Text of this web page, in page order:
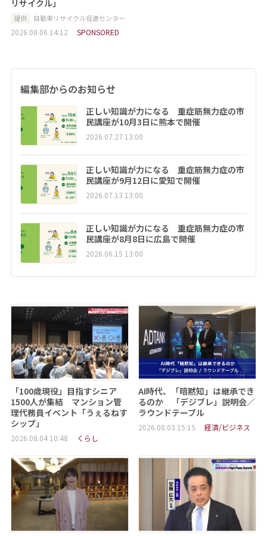
リサイクル」
提供 自動車リサイクル促進センター
2026.08.06 14:12 SPONSORED
編集部からのお知らせ
正しい知識が力になる 重症筋無力症の市
民講座が10月3日に熊本で開催
2026.07.27 13:00
正しい知識が力になる 重症筋無力症の市
民講座が9月12日に愛知で開催
2026.07.13 13:00
正しい知識が力になる 重症筋無力症の市
民講座が8月8日に広島で開催
2026.06.15 13:00
「100歳現役」目指すシニア
1500人が集結 マンション管
理代務員イベント「うぇるねす
シップ」
2026.08.04 10:48 くらし
AI時代、「暗黙知」は継承でき
るのか 「デジブレ」説明会／
ラウンドテーブル
2026.08.03 15:15 経済/ビジネス